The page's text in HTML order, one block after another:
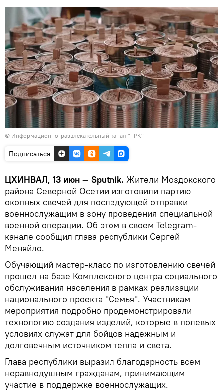
© Информационно-развлекательный канал "ТРК"
Подписаться
ЦХИНВАЛ, 13 июн — Sputnik. Жители Моздокского
района Северной Осетии изготовили партию
окопных свечей для последующей отправки
военнослужащим в зону проведения специальной
военной операции. Об этом в своем Telegram-
канале сообщил глава республики Сергей
Меняйло.
Обучающий мастер-класс по изготовлению свечей
прошел на базе Комплексного центра социального
обслуживания населения в рамках реализации
национального проекта "Семья". Участникам
мероприятия подробно продемонстрировали
технологию создания изделий, которые в полевых
условиях служат для бойцов надежным и
долговечным источником тепла и света.
Глава республики выразил благодарность всем
неравнодушным гражданам, принимающим
участие в поддержке военнослужащих.